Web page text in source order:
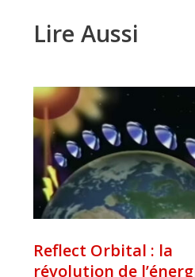
Lire Aussi
Reflect Orbital : la
révolution de